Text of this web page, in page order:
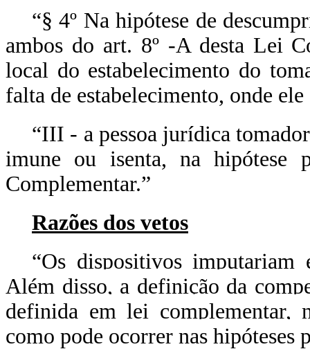
“§ 4º Na hipótese de
ambos do art. 8º -A desta Lei
local do estabelecimento do
falta de estabelecimento, onde
“III - a pessoa jurídica
imune ou isenta, na
Complementar.”
Razões dos vetos
“Os dispositivos imputariam
Além disso, a definição da
definida em lei complementar,
como pode ocorrer nas hipóteses